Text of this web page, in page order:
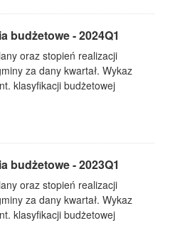
budżetowe - 2024Q1
oraz stopień realizacji
za dany kwartał. Wykaz
klasyfikacji budżetowej
budżetowe - 2023Q1
oraz stopień realizacji
za dany kwartał. Wykaz
klasyfikacji budżetowej